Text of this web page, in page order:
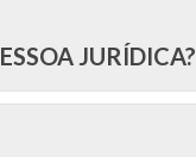
JURÍDICA?